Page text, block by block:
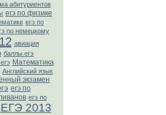
абитуриентов
егэ по физике
егэ по
по немецкому
авиация
баллы егэ
Математика
Английский язык
экзамен
егэ по
егэ по
ЕГЭ 2013